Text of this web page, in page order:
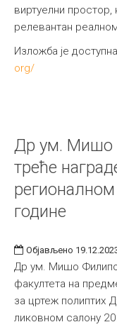
виртуелни простор,
релевантан
Изложба је
org/
Др ум. Мишо
треће
године
Објављено
Др ум. Мишо
факултета на
за цртеж полиптих
ликовном салону